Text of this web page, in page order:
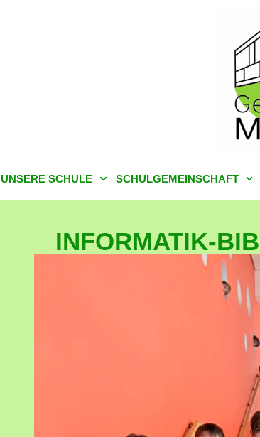
UNSERE SCHULE SCHULGEMEINSCHAFT